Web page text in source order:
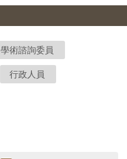
閉
站
停、
圖
圖
結
學術諮詢委員
行政人員